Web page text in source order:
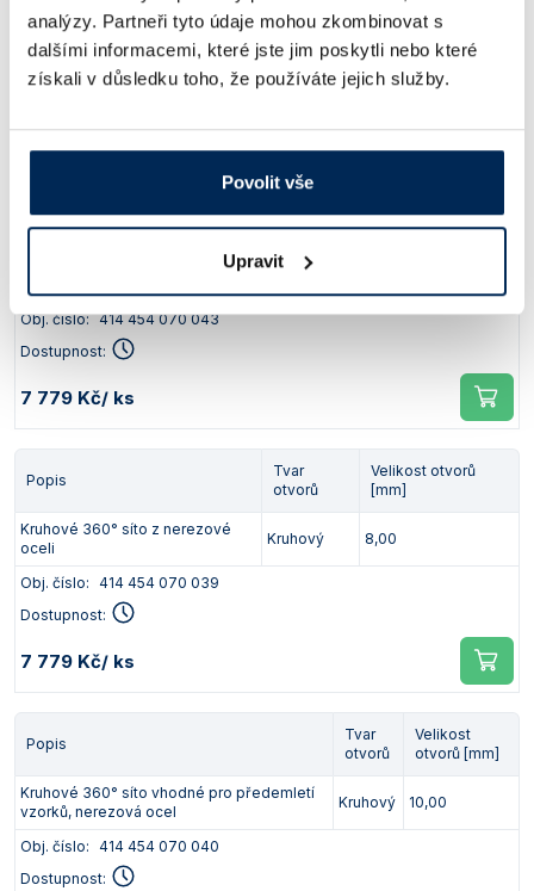
analýzy. Partneři tyto údaje mohou zkombinovat s
dalšími informacemi, které jste jim poskytli nebo které
získali v důsledku toho, že používáte jejich služby.
Povolit vše
Upravit
oceli
Kruhový 5,00
Obj. číslo:
414 454 070 037
Dostupnost:
7 779 Kč/ ks
Popis
otvorů
[mm]
Kruhové 360° síto z nerezové
Kruhový
Obj. číslo: 414 454 070 043
Dostupnost:
7 779 Kč/ ks
Popis
Tvar
otvorů
Velikost otvorů
[mm]
Kruhové 360° síto z nerezové
oceli
Kruhový 8,00
Obj. číslo: 414 454 070 039
Dostupnost:
7 779 Kč/ ks
Popis
Tvar
otvorů
Velikost
otvorů [mm]
Kruhové 360° síto vhodné pro předemletí
vzorků, nerezová ocel
Kruhový 10,00
Obj. číslo: 414 454 070 040
Dostupnost: